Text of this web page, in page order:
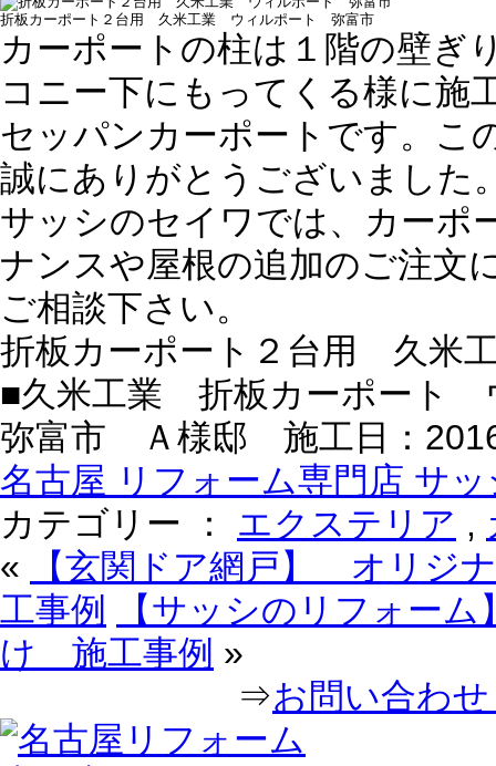
折板カーポート２台用 久米工業 ウィルポート 弥富市
カーポートの柱は１階の壁ぎ
コニー下にもってくる様に施
セッパンカーポートです。こ
誠にありがとうございました
サッシのセイワでは、カーポ
ナンスや屋根の追加のご注文
ご相談下さい。
折板カーポート２台用 久
■久米工業 折板カーポート
弥富市 Ａ様邸 施工日：
名古屋 リフォーム専門店 サ
カテゴリー ： エクステリア ,
«
【玄関ドア網戸】 オリジ
工事例
【サッシのリフォー
け 施工事例 »
⇒お問い合わ